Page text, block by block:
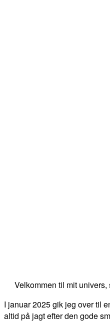
Velkommen til mit
I januar 2025 gik jeg over til
altid på jagt efter den gode